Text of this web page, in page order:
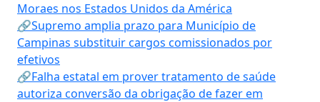
Moraes nos Estados Unidos da América
🔗Supremo amplia prazo para Município de
Campinas substituir cargos comissionados por
efetivos
🔗Falha estatal em prover tratamento de saúde
autoriza conversão da obrigação de fazer em